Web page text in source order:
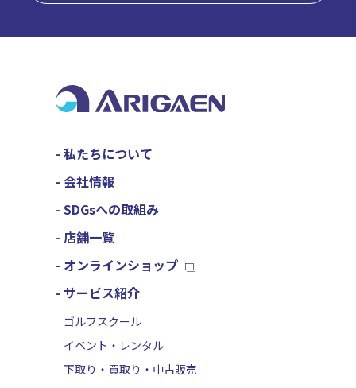
私たちについて
会社情報
SDGsへの取組み
店舗一覧
オンラインショップ
サービス紹介
ゴルフスクール
イベント・レンタル
下取り・買取り・中古販売